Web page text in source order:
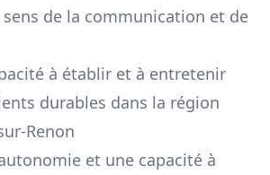
de la communication et de
à établir et à entretenir
durables dans la région
Renon
et une capacité à